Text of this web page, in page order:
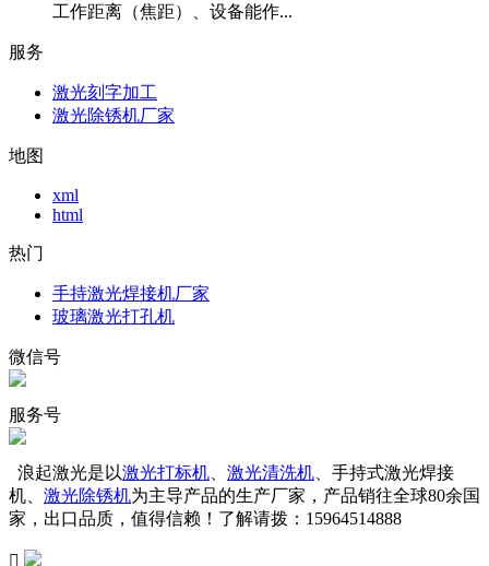
工作距离（焦距）、设备能作...
服务
激光刻字加工
激光除锈机厂家
地图
xml
html
热门
手持激光焊接机厂家
玻璃激光打孔机
微信号
服务号
浪起激光是以激光打标机 激光清洗机 、手持式激光焊接
机、 激光除锈机为主导产品的生产厂家，产品销往全球80余国
家，出口品质，值得信赖！了解请拨：15964514888
